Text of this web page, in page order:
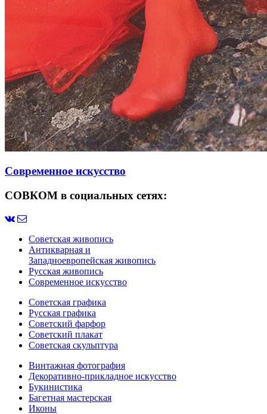
Современное искусство
СОВКОМ в социальных сетях:
Советская живопись
Антикварная и
Западноевропейская живопись
Русская живопись
Современное искусство
Советская графика
Русская графика
Советский фарфор
Советский плакат
Советская скульптура
Винтажная фотография
Декоративно-прикладное искусство
Букинистика
Багетная мастерская
Иконы